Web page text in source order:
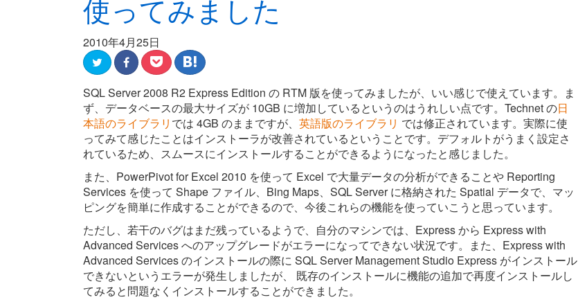
使ってみました
2010年4月25日
SQL Server 2008 R2 Express Edition の RTM 版を使ってみましたが、いい感じで使えています。ま
ず、データベースの最大サイズが 10GB に増加しているというのはうれしい点です。Technet の日
本語のライブラリ では 4GB のままですが、 英語版のライブラリ では修正されています。実際に使
ってみて感じたことはインストーラが改善されているということです。デフォルトがうまく設定さ
れているため、スムースにインストールすることができるようになったと感じました。
また、PowerPivot for Excel 2010 を使って Excel で大量データの分析ができることや Reporting
Services を使って Shape ファイル、Bing Maps、SQL Server に格納された Spatial データで、マッ
ピングを簡単に作成することができるので、今後これらの機能を使っていこうと思っています。
ただし、若干のバグはまだ残っているようで、自分のマシンでは、Express から Express with
Advanced Services へのアップグレードがエラーになってできない状況です。また、Express with
Advanced Services のインストールの際に SQL Server Management Studio Express がインストール
できないというエラーが発生しましたが、 既存のインストールに機能の追加で再度インストールし
てみると問題なくインストールすることができました。